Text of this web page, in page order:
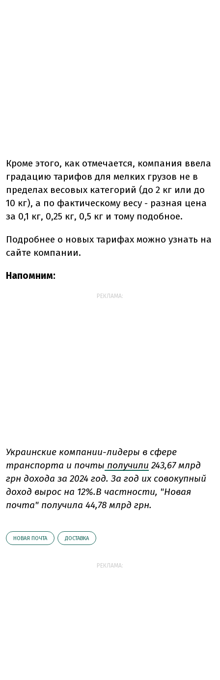
Кроме этого, как отмечается, компания ввела
градацию тарифов для мелких грузов не в
пределах весовых категорий (до 2 кг или до
10 кг), а по фактическому весу - разная цена
за 0,1 кг, 0,25 кг, 0,5 кг и тому подобное.
Подробнее о новых тарифах можно узнать на
сайте компании.
Напомним:
РЕКЛАМА:
Украинские компании-лидеры в сфере
транспорта и почты получили 243,67 млрд
грн дохода за 2024 год. За год их совокупный
доход вырос на 12%.В частности, "Новая
почта" получила 44,78 млрд грн.
НОВАЯ ПОЧТА ДОСТАВКА
РЕКЛАМА: